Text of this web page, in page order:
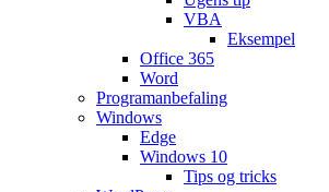
VBA
Eksempel
Office 365
Word
Programanbefaling
Windows
Edge
Windows 10
Tips og tricks